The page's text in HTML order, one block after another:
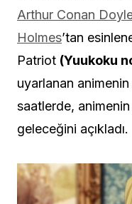
Arthur Conan
Holmes’tan
Patriot (Yuukoku
uyarlanan
saatlerde,
geleceğini açıkladı.